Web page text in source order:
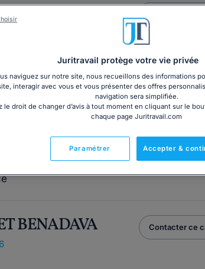
Saint-Denis
Contacter cet
BENADAVA Contacter ce
Juritravail protège votre vie privée
naviguez sur notre site, nous recueillons des informations
interagir avec vous et vous présenter des offres
navigation sera simplifiée.
le droit de changer d’avis à tout moment en cliquant sur le
chaque page Juritravail.com
Accepter &
Paramétrer